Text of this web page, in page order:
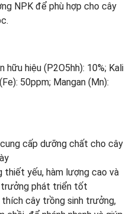
NPK để phù hợp cho cây
hiệu (P2O5hh): 10%; Kali
50ppm; Mangan (Mn):
cấp dưỡng chất cho cây
thiết yếu, hàm lượng cao và
trưởng phát triển tốt
cây trồng sinh trưởng,